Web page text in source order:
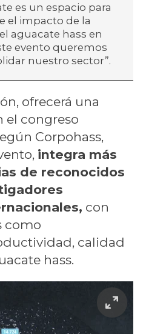
es un espacio para
el impacto de la
aguacate hass en
evento queremos
nuestro sector”.
ofrecerá una
el congreso
Corpohass,
integra más
de reconocidos
con
como
calidad
hass.